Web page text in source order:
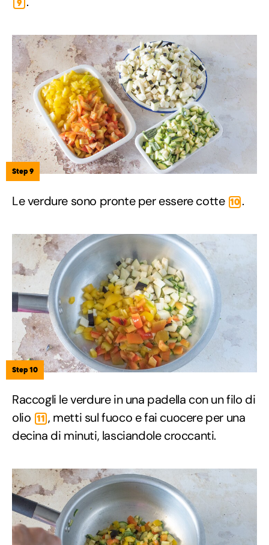
9
Step 9
Le verdure sono pronte per essere cotte 10 .
Step 10
Raccogli le verdure in una padella con un filo di
olio 11 , metti sul fuoco e fai cuocere per una
decina di minuti, lasciandole croccanti.